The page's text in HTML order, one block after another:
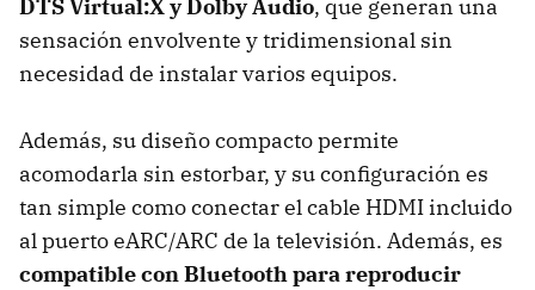
DTS Virtual:X y Dolby Audio, que generan una
sensación envolvente y tridimensional sin
necesidad de instalar varios equipos.
Además, su diseño compacto permite
acomodarla sin estorbar, y su configuración es
tan simple como conectar el cable HDMI incluido
al puerto eARC/ARC de la televisión. Además, es
compatible con Bluetooth para reproducir